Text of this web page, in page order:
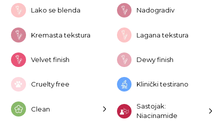
Lako se blenda Nadogradiv
Kremasta tekstura Lagana tekstura
Velvet finish Dewy finish
Cruelty free Klinički testirano
Clean
Sastojak:
Niacinamide